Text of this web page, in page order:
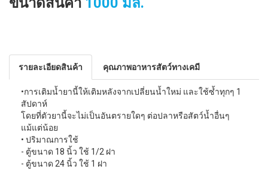
รายละเอียดสินค้า คุณภาพอาหารสัตว์ทางเคมี
•การเติมนํ้ายานี้ให้เติมหลังจากเปลี่ยนนํ้าใหม่ และใช้ซํ้าทุกๆ 1
สัปดาห์
โดยที่ตัวยานี้จะไม่เป็นอันตรายใดๆ ต่อปลาหรือสัตว์นํ้าอื่นๆ
แม้แต่น้อย
• ปริมาณการใช้
- ตู้ขนาด 18 นิ้ว ใช้ 1/2 ฝา
- ตู้ขนาด 24 นิ้ว ใช้ 1 ฝา